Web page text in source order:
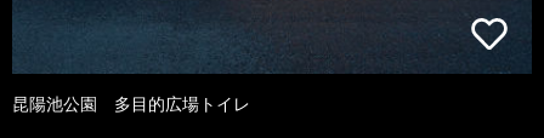
昆陽池公園 多目的広場トイレ